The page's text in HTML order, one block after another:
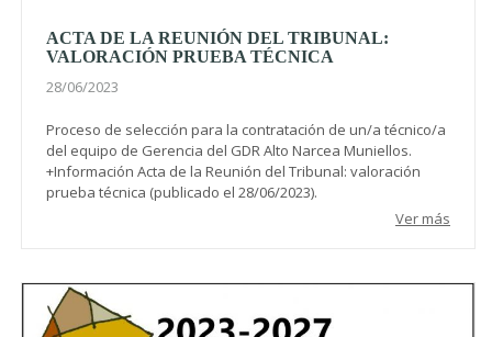
ACTA DE LA REUNIÓN DEL TRIBUNAL:
VALORACIÓN PRUEBA TÉCNICA
28/06/2023
Proceso de selección para la contratación de un/a técnico/a
del equipo de Gerencia del GDR Alto Narcea Muniellos.
+Información Acta de la Reunión del Tribunal: valoración
prueba técnica (publicado el 28/06/2023).
Ver más